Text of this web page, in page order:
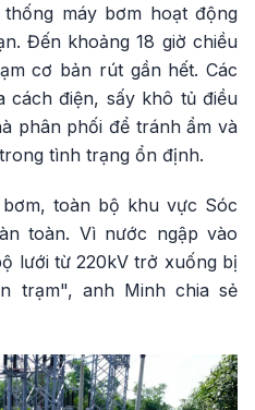
máy bơm hoạt động
Đến khoảng 18 giờ chiều
cơ bản rút gần hết. Các
cách điện, sấy khô tủ điều
phân phối để tránh ẩm và
tình trạng ổn định.
toàn bộ khu vực Sóc
toàn. Vì nước ngập vào
lưới từ 220kV trở xuống bị
trạm", anh Minh chia sẻ